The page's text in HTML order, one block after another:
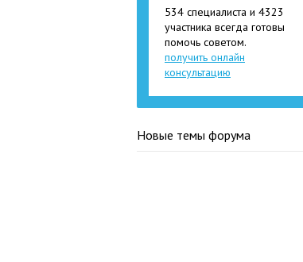
534 специалиста и 4323
участника всегда готовы
помочь советом.
получить онлайн
консультацию
Новые темы форума